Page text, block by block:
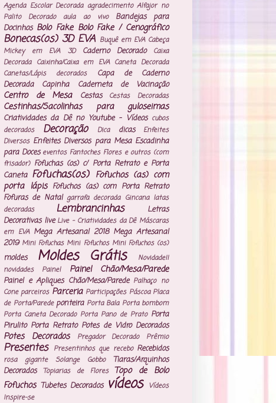
Agenda Escolar Decorada agradecimento Alfajor no
Palito Decorado
aula ao vivo
Bandejas para
Docinhos Bolo Fake Bolo Fake / Cenográfico
Bonecas(os) 3D EVA Buquê em EVA Cabeça
Mickey em EVA 3D
Caderno Decorado
Caixa
Decorada Caixinha/Caixa em EVA Caneta Decorada
Canetas/Lápis decorados
Capa de Caderno
Decorada
Capinha Caderneta de Vacinação
Centro de Mesa Cestas Cestas Decoradas
Cestinhas/Sacolinhas para guloseimas
Criatividades da Dê no Youtube - Vídeos cubos
decorados
Decoração Dica dicas
Enfeites
Diversos Enfeites Diversos para Mesa Escadinha
para Doces eventos Fantoches Flores e outros (com
frisador) Fofuchas (os) c/ Porta Retrato e Porta
Caneta Fofuchas(os) Fofuchos (as) com
porta lápis Fofuchos (as) com Porta Retrato
Fofuras de Natal garrafa decorada Gincana latas
decoradas
Lembrancinhas
Letras
Decorativas live Live - Criatividades da Dê Máscaras
em EVA Mega Artesanal 2018 Mega Artesanal
2019 Mini Fofuchas Mini Fofuchos Mini Fofuchos (os)
moldes Moldes Grátis
Novidade!!
novidades
Painel Painel Chão/Mesa/Parede
Painel e Apliques Chão/Mesa/Parede Palhaço no
Cone parceiros Parceria Participações Páscoa Placa
de Porta/Parede ponteira Porta Bala Porta bombom
Porta Caneta Decorado Porta Pano de Prato Porta
Pirulito Porta Retrato Potes de Vidro Decorados
Potes Decorados Pregador Decorado Prêmio
Presentes Presentinhos que recebo Recebidos
rosa gigante Solange Gobbo
Tiaras/Arquinhos
Decorados
Topiarias de Flores
Topo de Bolo
Fofuchos Tubetes Decorados vídeos
Vídeos
Inspire-se